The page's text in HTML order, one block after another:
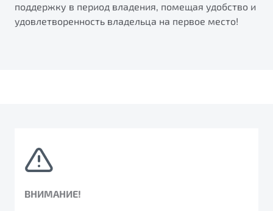
поддержку в период владения, помещая удобство и
удовлетворенность владельца на первое место!
ВНИМАНИЕ!